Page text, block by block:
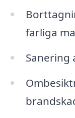
farliga
Sanering